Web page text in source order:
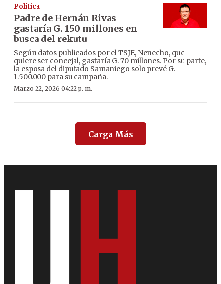
Política
Padre de Hernán Rivas
gastaría G. 150 millones en
busca del rekutu
Según datos publicados por el TSJE, Nenecho, que
quiere ser concejal, gastaría G. 70 millones. Por su parte,
la esposa del diputado Samaniego solo prevé G.
1.500.000 para su campaña.
Marzo 22, 2026 04:22 p. m.
Carga Más